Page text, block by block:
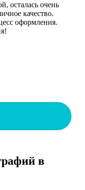
осталась очень
качество.
оформления.
в